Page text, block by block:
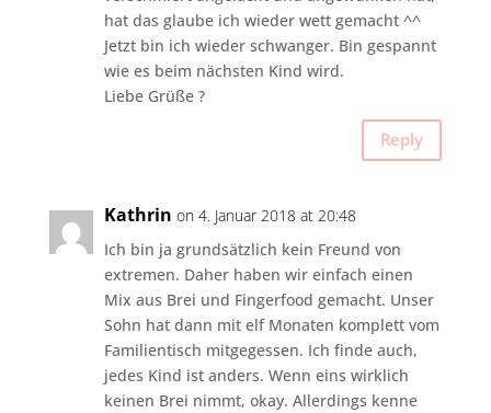
hat das glaube ich wieder wett gemacht ^^
Jetzt bin ich wieder schwanger. Bin gespannt
wie es beim nächsten Kind wird.
Liebe Grüße ?
Reply
Kathrin on 4. Januar 2018 at 20:48
Ich bin ja grundsätzlich kein Freund von
extremen. Daher haben wir einfach einen
Mix aus Brei und Fingerfood gemacht. Unser
Sohn hat dann mit elf Monaten komplett vom
Familientisch mitgegessen. Ich finde auch,
jedes Kind ist anders. Wenn eins wirklich
keinen Brei nimmt, okay. Allerdings kenne